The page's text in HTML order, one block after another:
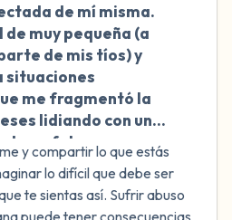
de mí misma.
muy pequeña (a
de mis tíos) y
situaciones
me fragmentó la
lidiando con un
en falsos
Tengo
si me excité al
y siento una
y compartir lo que estás
lo difícil que debe ser
te sientas así. Sufrir abuso
puede tener consecuencias